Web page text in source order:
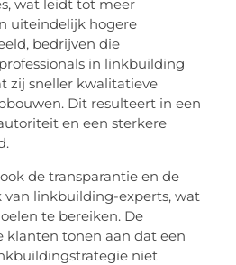
wat leidt tot meer
uiteindelijk hogere
bedrijven die
in linkbuilding
zij sneller kwalitatieve
Dit resulteert in een
en een sterkere
de transparantie en de
van linkbuilding-experts, wat
te bereiken. De
klanten tonen aan dat een
niet